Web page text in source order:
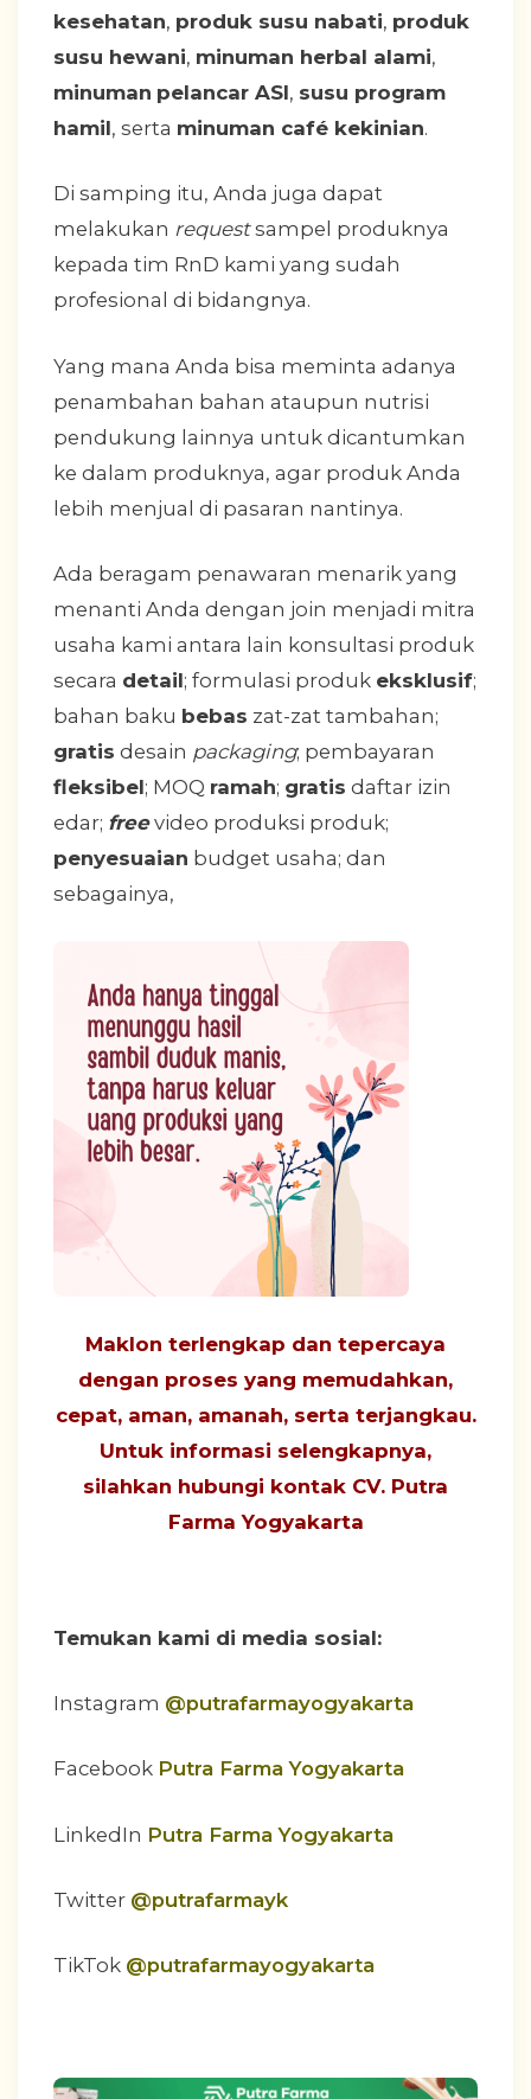
kesehatan, produk susu nabati, produk
susu hewani, minuman herbal alami,
minuman pelancar ASI, susu program
hamil, serta minuman café kekinian.
Di samping itu, Anda juga dapat
melakukan requestsampel produknya
kepada tim RnD kami yang sudah
profesional di bidangnya.
Yang mana Anda bisa meminta adanya
penambahan bahan ataupun nutrisi
pendukung lainnya untuk dicantumkan
ke dalam produknya, agar produk Anda
lebih menjual di pasaran nantinya.
Ada beragam penawaran menarik yang
menanti Anda dengan join menjadi mitra
usaha kami antara lain konsultasi produk
secara detail; formulasi produk eksklusif;
bahan baku bebas zat-zat tambahan;
gratis desain packaging; pembayaran
fleksibel; MOQ ramah; gratis daftar izin
edar; freevideo produksi produk;
penyesuaian budget usaha; dan
sebagainya,
Maklon terlengkap dan tepercaya
dengan proses yang memudahkan,
cepat, aman, amanah, serta terjangkau.
Untuk informasi selengkapnya,
silahkan hubungi kontak CV. Putra
Farma Yogyakarta
Temukan kami di media sosial:
Instagram @putrafarmayogyakarta
Facebook Putra Farma Yogyakarta
LinkedIn Putra Farma Yogyakarta
Twitter @putrafarmayk
TikTok @putrafarmayogyakarta